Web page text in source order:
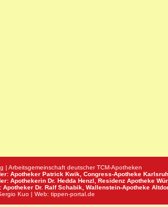
| Arbeitsgemeinschaft deutscher TCM-Apotheken
Apotheker Patrick Kwik, Congress-Apotheke
Apothekerin Dr. Hedda Henzl, Residenz Apotheke
Apotheker Dr. Ralf Schabik, Wallenstein-Apotheke
Kuo | Web: tippen-portal.de